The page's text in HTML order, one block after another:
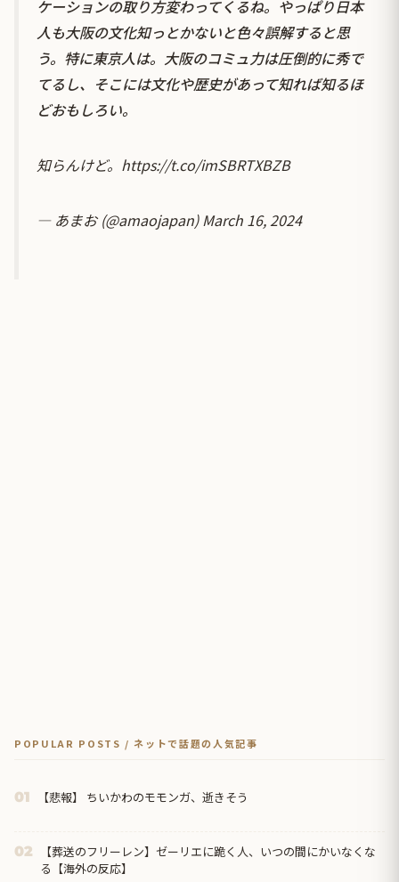
ケーションの取り方変わってくるね。やっぱり日本
人も大阪の文化知っとかないと色々誤解すると思
う。特に東京人は。大阪のコミュ力は圧倒的に秀で
てるし、そこには文化や歴史があって知れば知るほ
どおもしろい。
知らんけど。 https://t.co/imSBRTXBZB
— あまお (@amaojapan)March 16, 2024
POPULAR POSTS / ネットで話題の人気記事
01 【悲報】 ちいかわのモモンガ、逝きそう
02
【葬送のフリーレン】ゼーリエに跪く人、いつの間にかいなくな
る【海外の反応】